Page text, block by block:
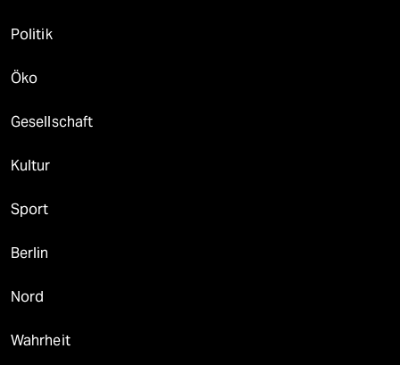
Politik
Öko
Gesellschaft
Kultur
Sport
Berlin
Nord
Wahrheit